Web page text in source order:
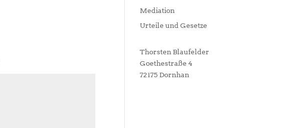
Mediation
Urteile und Gesetze
Thorsten Blaufelder
Goethestraße 4
72175 Dornhan